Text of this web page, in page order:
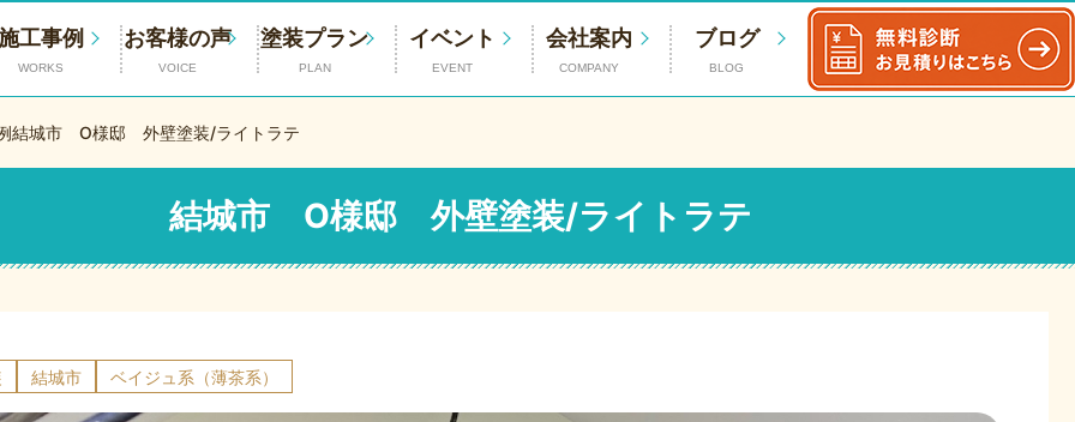
工事例
WORKS
お客様の声
VOICE
塗装プラン
PLAN
イベント
EVENT
会社案内
COMPANY
ブログ
BLOG
結城市 O様邸 外壁塗装/ライトラテ
結城市 O様邸 外壁塗装/ライトラテ
結城市 ベイジュ系（薄茶系）